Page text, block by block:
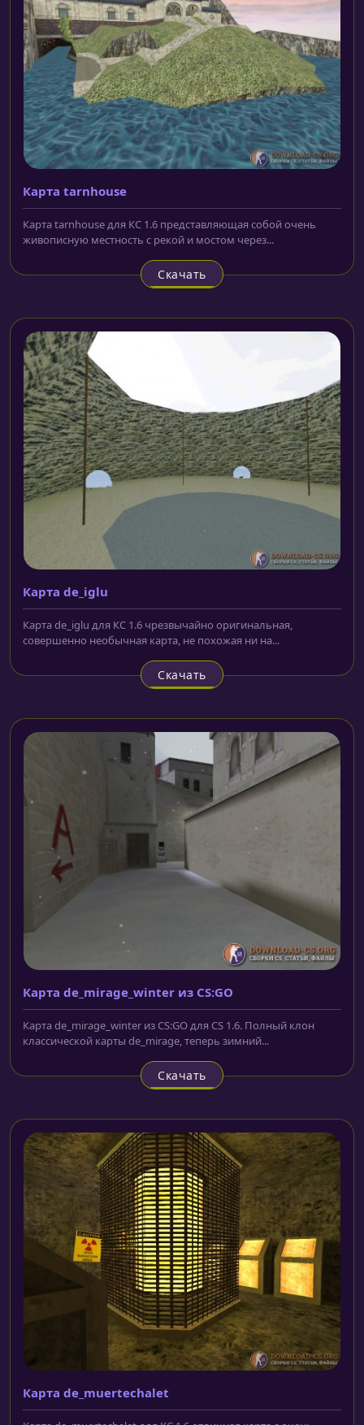
Карта tarnhouse
Карта tarnhouse для КС 1.6 представляющая собой очень
живописную местность с рекой и мостом через...
Скачать
Карта de_iglu
Карта de_iglu для КС 1.6 чрезвычайно оригинальная,
совершенно необычная карта, не похожая ни на...
Скачать
Карта de_mirage_winter из CS:GO
Карта de_mirage_winter из CS:GO для CS 1.6. Полный клон
классической карты de_mirage, теперь зимний...
Скачать
Карта de_muertechalet